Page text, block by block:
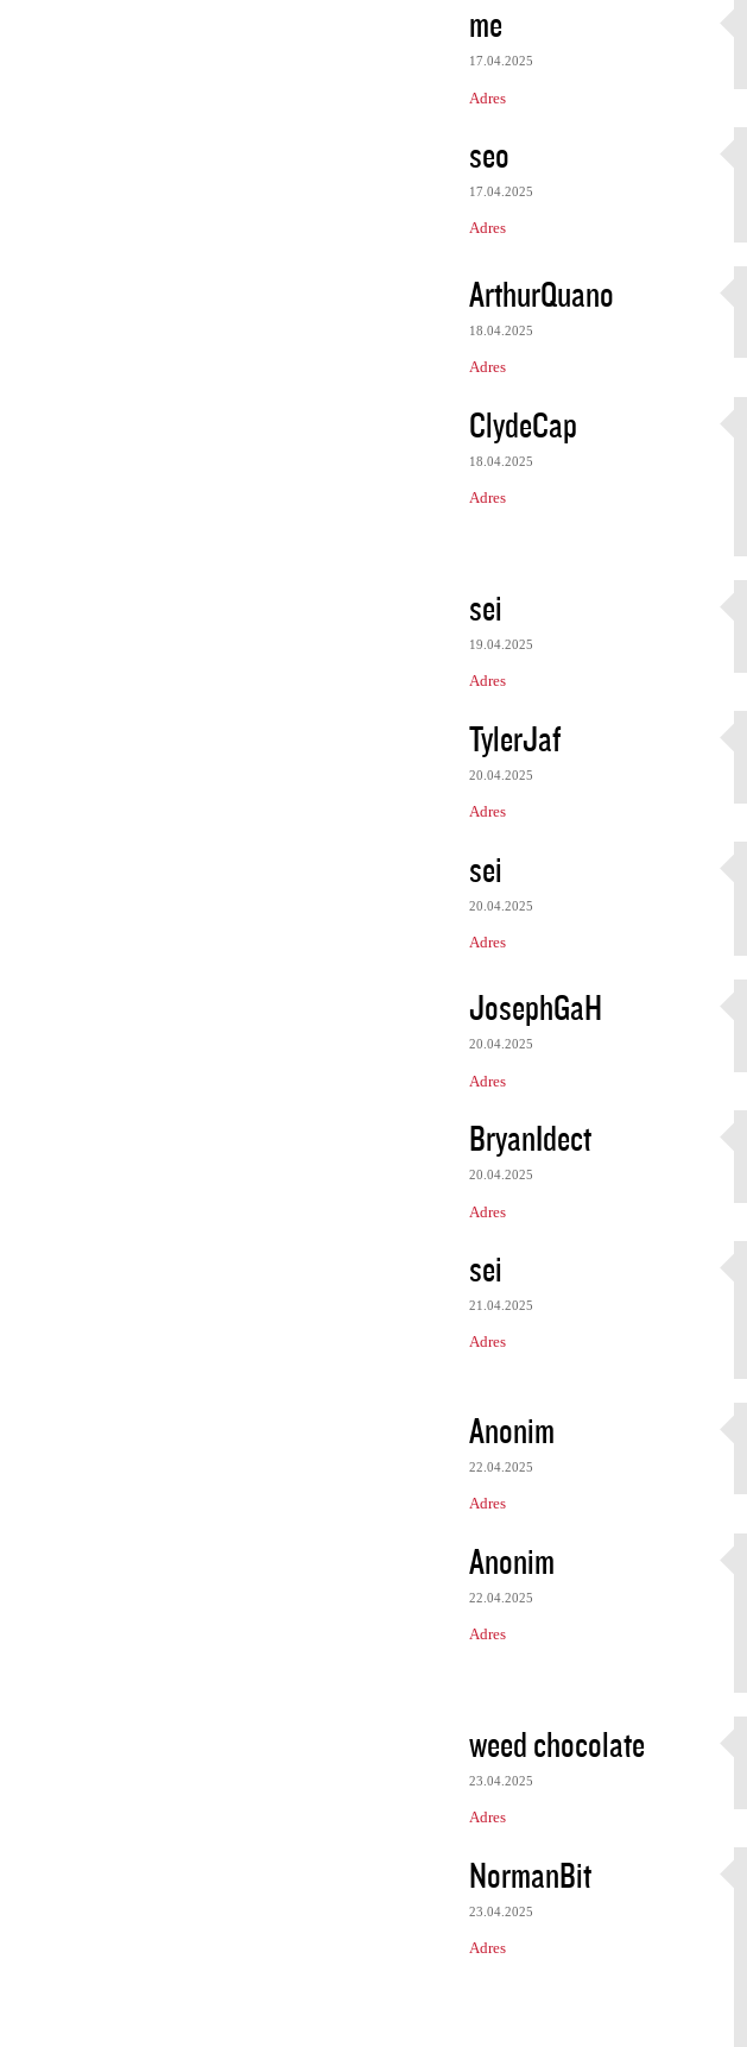
me
17.04.2025
Adres
seo
17.04.2025
Adres
ArthurQuano
18.04.2025
Adres
ClydeCap
18.04.2025
Adres
sei
19.04.2025
Adres
TylerJaf
20.04.2025
Adres
sei
20.04.2025
Adres
JosephGaH
20.04.2025
Adres
BryanIdect
20.04.2025
Adres
sei
21.04.2025
Adres
Anonim
22.04.2025
Adres
Anonim
22.04.2025
Adres
weed chocolate
23.04.2025
Adres
NormanBit
23.04.2025
Adres